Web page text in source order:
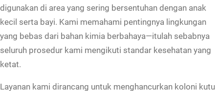
t
a
T
i
m
digunakan di area yang sering bersentuhan dengan anak
kecil serta bayi. Kami memahami pentingnya lingkungan
yang bebas dari bahan kimia berbahaya—itulah sebabnya
seluruh prosedur kami mengikuti standar kesehatan yang
ketat.
Layanan kami dirancang untuk menghancurkan koloni kutu